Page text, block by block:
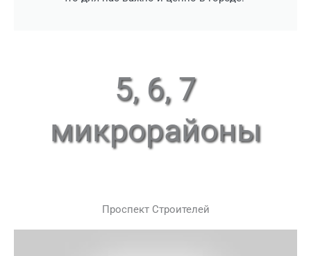
5, 6, 7
микрорайоны
Проспект Строителей